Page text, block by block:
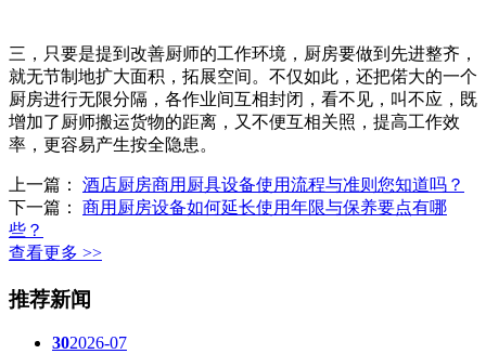
三，只要是提到改善厨师的工作环境，厨房要做到先进整齐，
就无节制地扩大面积，拓展空间。不仅如此，还把偌大的一个
厨房进行无限分隔，各作业间互相封闭，看不见，叫不应，既
增加了厨师搬运货物的距离，又不便互相关照，提高工作效
率，更容易产生按全隐患。
上一篇： 酒店厨房商用厨具设备使用流程与准则您知道吗？
下一篇： 商用厨房设备如何延长使用年限与保养要点有哪
些？
查看更多 >>
推荐新闻
302026-07